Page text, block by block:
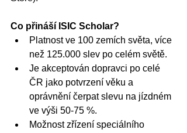
Co přináší ISIC Scholar?
Platnost ve 100 zemích světa, více
než 125.000 slev po celém světě.
Je akceptován dopravci po celé
ČR jako potvrzení věku a
oprávnění čerpat slevu na jízdném
ve výši 50-75 %.
Možnost zřízení speciálního